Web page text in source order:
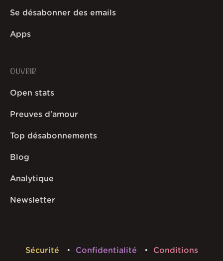
Se désabonner des emails
Apps
OUVRIR
Open stats
Preuves d'amour
Top désabonnements
Blog
Analytique
Newsletter
Sécurité Confidentialité Conditions